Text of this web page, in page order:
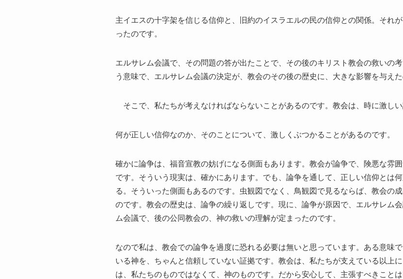
主イエスの十字架を信じる信仰と、旧約のイスラエルの民の信仰との関係。それ
ったのです。
エルサレム会議で、その問題の答が出たことで、その後のキリスト教会の救いの
う意味で、エルサレム会議の決定が、教会のその後の歴史に、大きな影響を与えた
そこで、私たちが考えなければならないことがあるのです。教会は、時に激しい
何が正しい信仰なのか、そのことについて、激しくぶつかることがあるのです。
確かに論争は、福音宣教の妨げになる側面もあります。教会が論争で、険悪な雰
です。そういう現実は、確かにあります。でも、論争を通して、正しい信仰とは
る。そういった側面もあるのです。虫観図でなく、鳥観図で見るならば、教会の
のです。教会の歴史は、論争の繰り返しです。現に、論争が原因で、エルサレム
ム会議で、後の公同教会の、神の救いの理解が定まったのです。
なので私は、教会での論争を過度に恐れる必要は無いと思っています。ある意味
いる神を、ちゃんと信頼していない証拠です。教会は、私たちが支えている以上
は、私たちのものではなくて、神のものです。だから安心して、主張すべきこと